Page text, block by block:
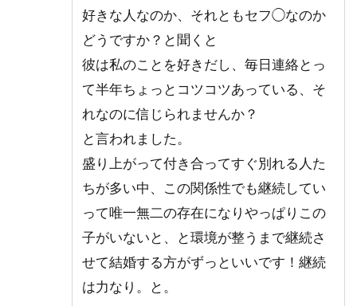
好きな人なのか、それともセフ◯なのか
どうですか？と聞くと
彼は私のことを好きだし、毎日連絡とっ
て半年ちょっとコツコツあっている、そ
れなのに信じられませんか？
と言われました。
盛り上がって付き合ってすぐ別れる人た
ちが多い中、この関係性でも継続してい
って唯一無二の存在になりやっぱりこの
子がいないと、と環境が整うまで継続さ
せて結婚する方がずっといいです！継続
は力なり。と。